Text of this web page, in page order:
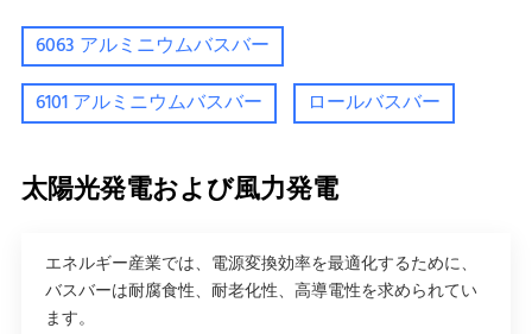
6063 アルミニウムバスバー
6101 アルミニウムバスバー
ロールバスバー
太陽光発電および風力発電
エネルギー産業では、電源変換効率を最適化するために、
バスバーは耐腐食性、耐老化性、高導電性を求められてい
ます。